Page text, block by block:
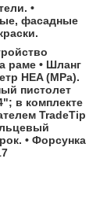
•
фасадные
раме • Шланг
HEA (MPa).
пистолет
в комплекте
TradeTip
• Форсунка